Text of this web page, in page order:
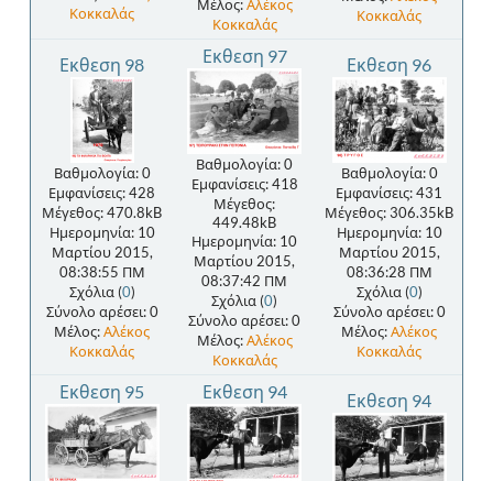
Κοκκαλάς
Μέλος:Αλέκος
Κοκκαλάς
Κοκκαλάς
Εκθεση 98
Βαθμολογία: 0
Εμφανίσεις: 428
Μέγεθος: 470.8kB
Ημερομηνία: 10
Μαρτίου 2015,
08:38:55 ΠΜ
Σχόλια (0)
Σύνολο αρέσει: 0
Μέλος:Αλέκος
Κοκκαλάς
Εκθεση 97
Βαθμολογία: 0
Εμφανίσεις: 418
Μέγεθος:
449.48kB
Ημερομηνία: 10
Μαρτίου 2015,
08:37:42 ΠΜ
Σχόλια (0)
Σύνολο αρέσει: 0
Μέλος:Αλέκος
Κοκκαλάς
Εκθεση 96
Βαθμολογία: 0
Εμφανίσεις: 431
Μέγεθος: 306.35kB
Ημερομηνία: 10
Μαρτίου 2015,
08:36:28 ΠΜ
Σχόλια (0)
Σύνολο αρέσει: 0
Μέλος:Αλέκος
Κοκκαλάς
Εκθεση 95 Εκθεση 94 Εκθεση 94